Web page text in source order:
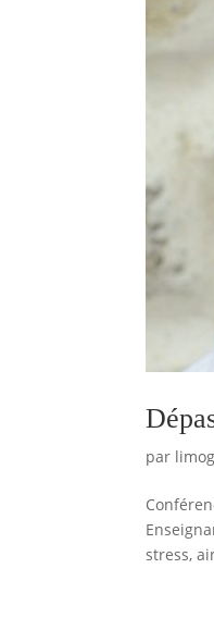
par
stress,